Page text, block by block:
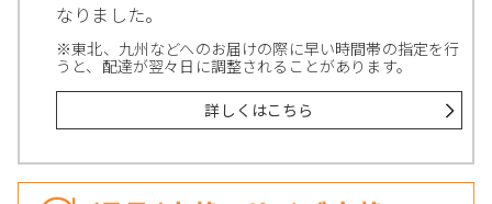
なりました。
※東北、九州などへのお届けの際に早い時間帯の指定を行
うと、配達が翌々日に調整されることがあります。
詳しくはこちら